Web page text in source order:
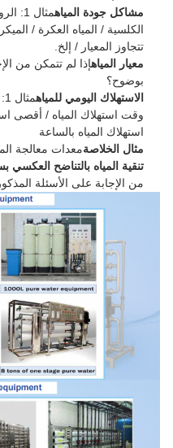
مشاكل جودة المياه
مثال
الكلسية / المياه العكرة /
تتجاوز المعيار / إلخ.
معيار المياهإذا لم تتمكن من
بوضوح؟
الاستهلاك اليومي للمياه
وقت استهلاك المياه / أقصى
استهلاك المياه بالساعة
مثال الخلاصةمعدات معالجة المياه بسعة 5
تنقية المياه بالتناضح العكسي بسعة 3 أطنان في
من الإجابة على الأسئلة